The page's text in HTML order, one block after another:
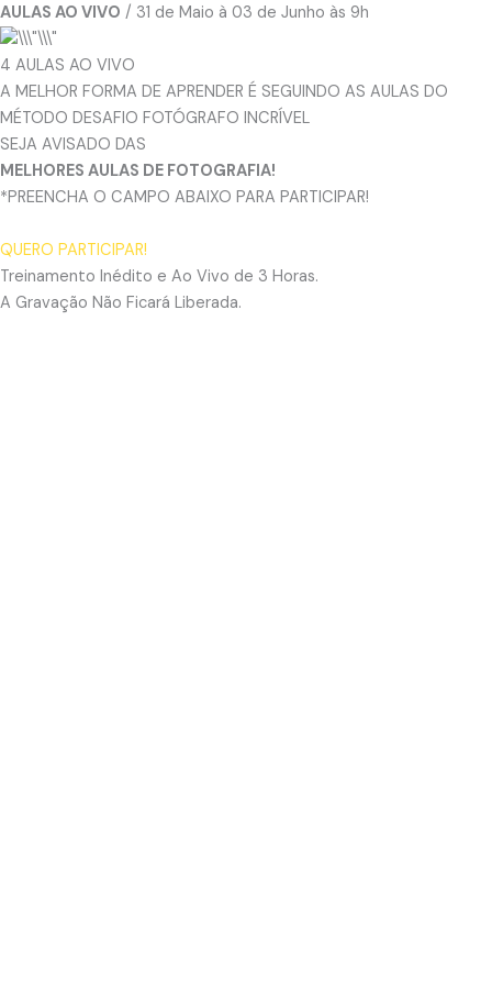
AULAS AO VIVO / 31 de Maio à 03 de Junho às 9h
4 AULAS AO VIVO
A MELHOR FORMA DE APRENDER É SEGUINDO AS AULAS DO
MÉTODO DESAFIO FOTÓGRAFO INCRÍVEL
SEJA AVISADO DAS
MELHORES AULAS DE FOTOGRAFIA!
*PREENCHA O CAMPO ABAIXO PARA PARTICIPAR!
QUERO PARTICIPAR!
Treinamento Inédito e Ao Vivo de 3 Horas.
A Gravação Não Ficará Liberada.